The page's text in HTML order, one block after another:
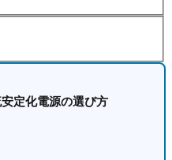
定化電源の選び方